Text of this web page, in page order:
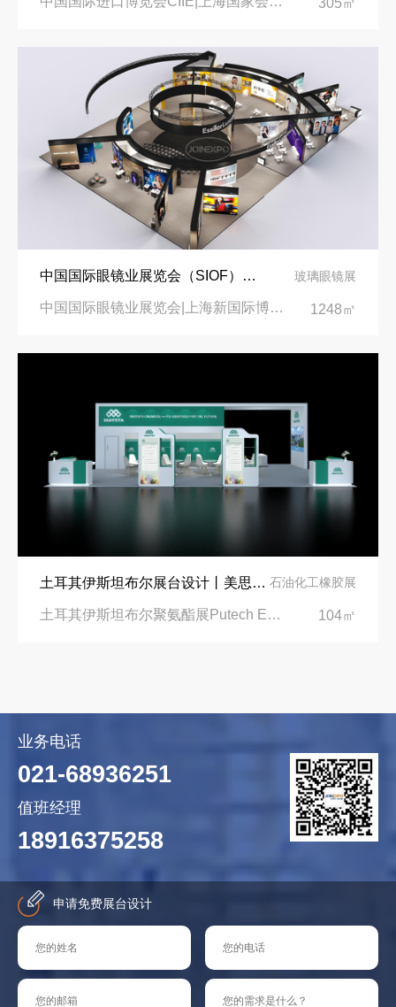
中国国际眼镜业展览会（SIOF）‌展台设计搭建-眼镜业巨头依视路陆逊梯卡 玻璃眼镜展
中国国际眼镜业展览会|上海新国际博览中心‌ 1248㎡
土耳其伊斯坦布尔展台设计丨美思德创新产品，打造聚氨酯行业标杆 石油化工橡胶展
土耳其伊斯坦布尔聚氨酯展Putech Eurasia|土耳其国际会展中心 104㎡
业务电话
021-68936251
值班经理
18916375258
申请免费展台设计